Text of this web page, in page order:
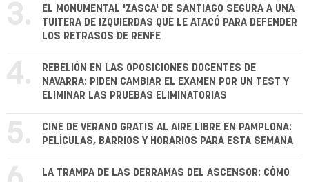
3.
EL MONUMENTAL 'ZASCA' DE SANTIAGO SEGURA A UNA
TUITERA DE IZQUIERDAS QUE LE ATACÓ PARA DEFENDER
LOS RETRASOS DE RENFE
4.
REBELIÓN EN LAS OPOSICIONES DOCENTES DE
NAVARRA: PIDEN CAMBIAR EL EXAMEN POR UN TEST Y
ELIMINAR LAS PRUEBAS ELIMINATORIAS
5.
CINE DE VERANO GRATIS AL AIRE LIBRE EN PAMPLONA:
PELÍCULAS, BARRIOS Y HORARIOS PARA ESTA SEMANA
LA TRAMPA DE LAS DERRAMAS DEL ASCENSOR: CÓMO